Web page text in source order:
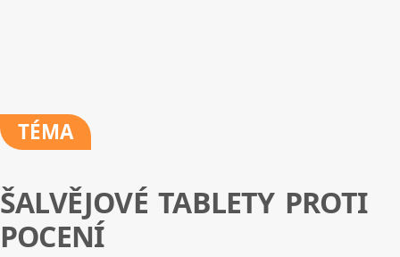
TÉMA
ŠALVĚJOVÉ TABLETY PROTI
POCENÍ